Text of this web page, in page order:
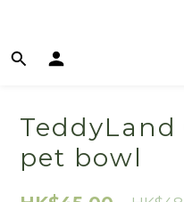
pet bowl